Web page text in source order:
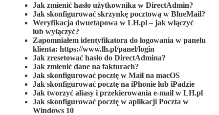
Jak zmienić hasło użytkownika w DirectAdmin?
Jak skonfigurować skrzynkę pocztową w BlueMail?
Weryfikacja dwuetapowa w LH.pl – jak włączyć
lub wyłączyć?
Zapomniałem identyfikatora do logowania w panelu
klienta: https://www.lh.pl/panel/login
Jak zresetować hasło do DirectAdmina?
Jak zmienić dane na fakturach?
Jak skonfigurować pocztę w Mail na macOS
Jak skonfigurować pocztę na iPhonie lub iPadzie
Jak tworzyć aliasy i przekierowania e-mail w LH.pl
Jak skonfigurować pocztę w aplikacji Poczta w
Windows 10